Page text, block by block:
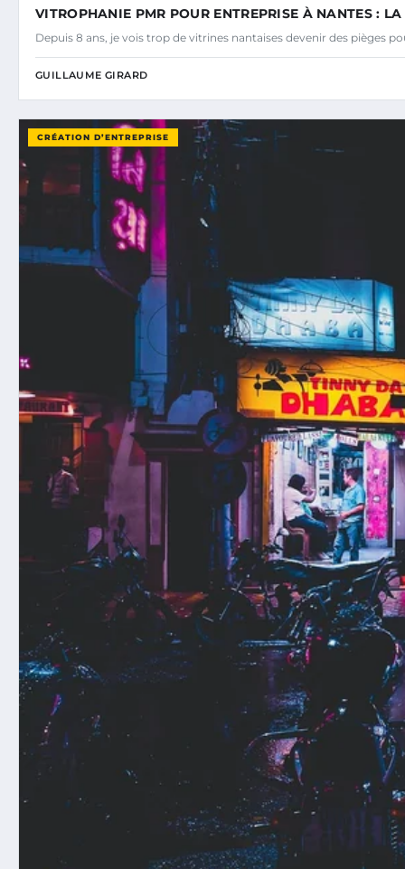
VITROPHANIE PMR POUR ENTREPRISE À NANTES :
Depuis 8 ans, je vois trop de vitrines nantaises devenir des pièges
GUILLAUME GIRARD
CRÉATION D’ENTREPRISE